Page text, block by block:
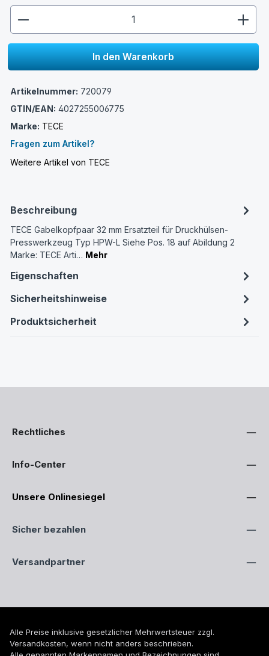
In den Warenkorb
Artikelnummer: 720079
GTIN/EAN: 4027255006775
Marke: TECE
Fragen zum Artikel?
Weitere Artikel von TECE
Beschreibung
TECE Gabelkopfpaar 32 mm Ersatzteil für Druckhülsen-
Presswerkzeug Typ HPW-L Siehe Pos. 18 auf Abildung 2
Marke: TECE Arti… Mehr
Eigenschaften
Sicherheitshinweise
Produktsicherheit
Rechtliches
Info-Center
Unsere Onlinesiegel
Sicher bezahlen
Versandpartner
Alle Preise inklusive gesetzlicher Mehrwertsteuer zzgl.
Versandkosten, wenn nicht anders beschrieben.